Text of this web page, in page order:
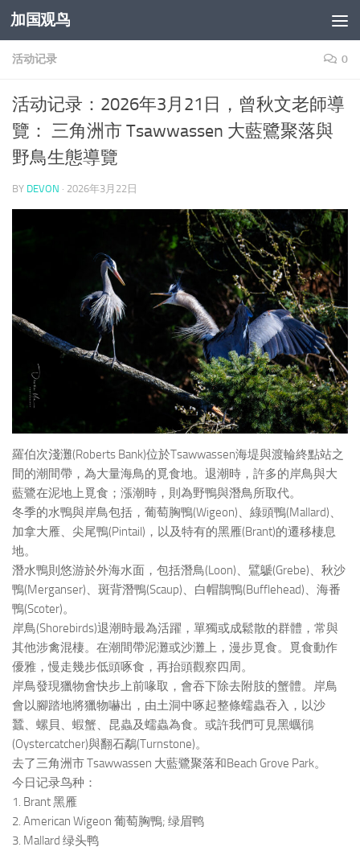
Skip to content
加国观鸟
活动记录 0
活动记录：2026年3月21日，曾秋文老師導
覽： 三角洲市 Tsawwassen 大藍鷺聚落與
野鳥生態導覽
BY DEVON · 2026年3月22日
羅伯次淺灘(Roberts Bank)位於Tsawwassen海堤與渡輪終點站之
間的潮間帶，為大量海鳥的覓食地。退潮時，許多的岸鳥與大
藍鷺在泥地上覓食；漲潮時，則為野鴨與潛鳥所取代。
冬季的水鴨與岸鳥包括，葡萄胸鴨(Wigeon)、綠頭鴨(Mallard)、
加拿大雁、尖尾鴨(Pintail)，以及特有的黑雁(Brant)的遷移棲息
地。
潛水鴨則悠游於外海水面，包括潛鳥(Loon)、鷿鷈(Grebe)、秋沙
鴨(Merganser)、斑背潛鴨(Scaup)、白帽鵲鴨(Bufflehead)、海番
鴨(Scoter)。
岸鳥(Shorebirds)退潮時最為活躍，單獨或成鬆散的群體，常與
其他涉禽混棲。在潮間帶泥灘或沙灘上，漫步覓食。覓食動作
優雅，慢走幾步低頭啄食，再抬頭觀察四周。
岸鳥發現獵物會快步上前喙取，會吞下除去附肢的蟹體。岸鳥
會以腳踏地將獵物嚇出，由土洞中啄起整條蠕蟲吞入，以沙
蠶、螺貝、蝦蟹、昆蟲及蠕蟲為食。或許我們可見黑蠣鴴
(Oystercatcher)與翻石鷸(Turnstone)。
去了三角洲市 Tsawwassen 大藍鷺聚落和Beach Grove Park。
今日记录鸟种：
1. Brant 黑雁
2. American Wigeon 葡萄胸鴨; 绿眉鸭
3. Mallard 绿头鸭